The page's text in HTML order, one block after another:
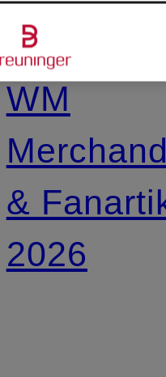
Hoodies
WM
&
2026